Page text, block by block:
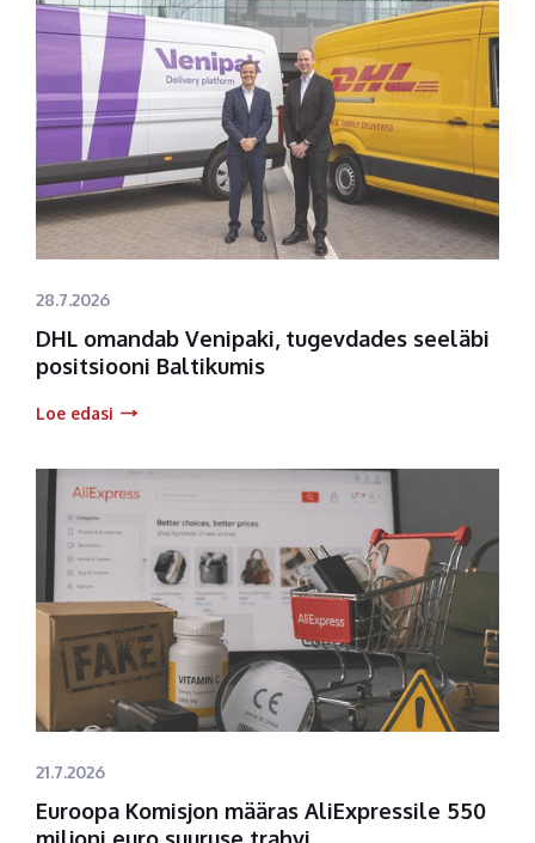
28.7.2026
DHL omandab Venipaki, tugevdades seeläbi
positsiooni Baltikumis
Loe edasi
21.7.2026
Euroopa Komisjon määras AliExpressile 550
miljoni euro suuruse trahvi